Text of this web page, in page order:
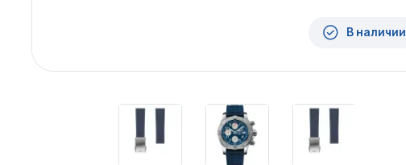
3-й Участок
4-й Участок
В наличии